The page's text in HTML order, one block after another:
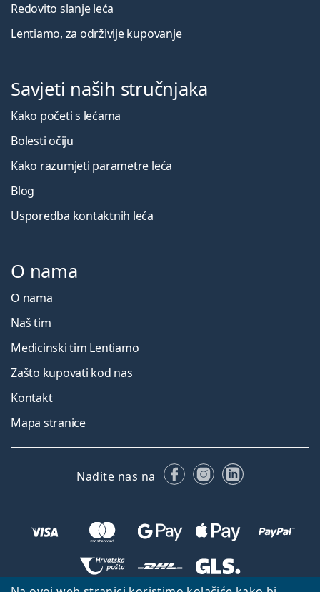
Redovito slanje leća
Lentiamo, za održivije kupovanje
Savjeti naših stručnjaka
Kako početi s lećama
Bolesti očiju
Kako razumjeti parametre leća
Blog
Usporedba kontaktnih leća
O nama
O nama
Naš tim
Medicinski tim Lentiamo
Zašto kupovati kod nas
Kontakt
Mapa stranice
Nađite nas na FacebookuInstagramu
LinkedIn